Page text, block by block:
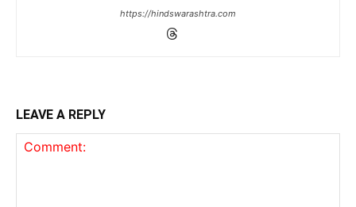
https://hindswarashtra.com
LEAVE A REPLY